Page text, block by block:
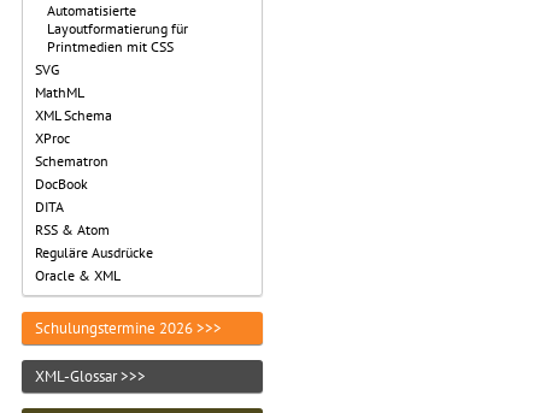
Automatisierte
Layoutformatierung für
Printmedien mit CSS
SVG
MathML
XML Schema
XProc
Schematron
DocBook
DITA
RSS & Atom
Reguläre Ausdrücke
Oracle & XML
Schulungstermine 2026 >>>
XML-Glossar >>>